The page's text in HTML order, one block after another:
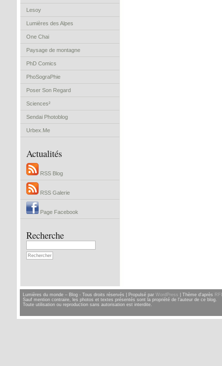
Lesoy
Lumières des Alpes
One Chai
Paysage de montagne
PhD Comics
PhoSograPhie
Poser Son Regard
Sciences²
Sendai Photoblog
Urbex.Me
Actualités
RSS Blog
RSS Galerie
Page Facebook
Recherche
Lumières du monde – Blog - Tous droits réservés | Propulsé par WordPress | Thème d'après
Sauf mention contraire, les photos et textes présentés sont la propriété de l'auteur de ce blog.
Toute utilisation ou reproduction sans autorisation est interdite.